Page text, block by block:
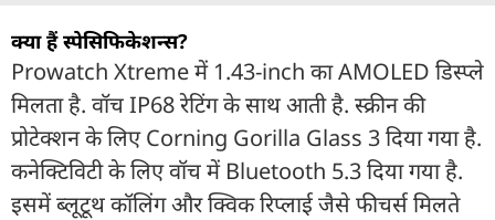
क्या हैं स्पेसिफिकेशन्स?
Prowatch Xtreme में 1.43-inch का AMOLED डिस्प्ले
मिलता है. वॉच IP68 रेटिंग के साथ आती है. स्क्रीन की
प्रोटेक्शन के लिए Corning Gorilla Glass 3 दिया गया है.
कनेक्टिविटी के लिए वॉच में Bluetooth 5.3 दिया गया है.
इसमें ब्लूटूथ कॉलिंग और क्विक रिप्लाई जैसे फीचर्स मिलते